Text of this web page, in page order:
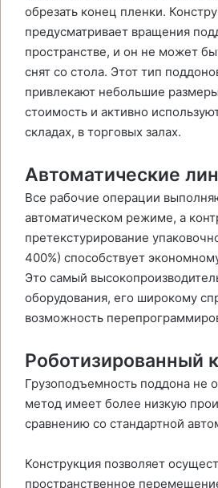
обрезать конец пленки.
предусматривает вращения
пространстве, и он не может
снят со стола. Этот тип
привлекают небольшие
стоимость и активно
складах, в торговых залах.
Автоматические
Все рабочие операции
автоматическом режиме, а
претекстурирование
400%) способствует
Это самый
оборудования, его широкому
возможность
Роботизированный
Грузоподъемность поддона не
метод имеет более низкую
сравнению со стандартной
Конструкция позволяет
пространственное